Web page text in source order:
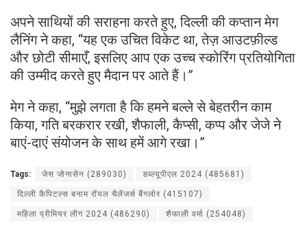
अपने साथियों की सराहना करते हुए, दिल्ली की कप्तान मेग
लैनिंग ने कहा, “यह एक उचित विकेट था, तेज़ आउटफ़ील्ड
और छोटी सीमाएँ, इसलिए आप एक उच्च स्कोरिंग प्रतियोगिता
की उम्मीद करते हुए मैदान पर आते हैं।”
मेग ने कहा, “मुझे लगता है कि हमने बल्ले से बेहतरीन काम
किया, गति बरकरार रखी, शैफाली, कैप्सी, कप्प और जेजे ने
बाएं-दाएं संयोजन के साथ हमें आगे रखा।”
Tags: जेस जोनासेन (289030) डब्ल्यूपीएल 2024 (485681)
दिल्ली कैपिटल्स बनाम रॉयल चैलेंजर्स बैंगलोर (415107)
महिला प्रीमियर लीग 2024 (486290) शैफाली वर्मा (254048)